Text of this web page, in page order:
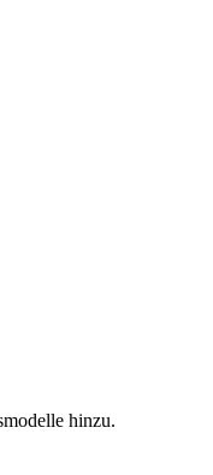
hinzu.